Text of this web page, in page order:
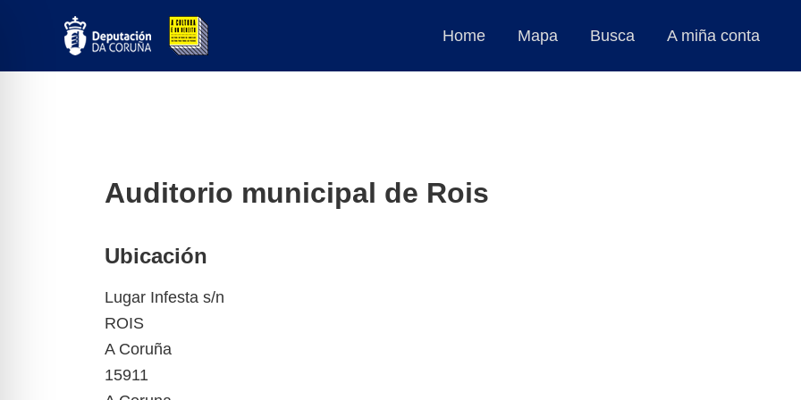
Home Mapa Busca A miña conta
Auditorio municipal de Rois
Ubicación
Lugar Infesta s/n
ROIS
A Coruña
15911